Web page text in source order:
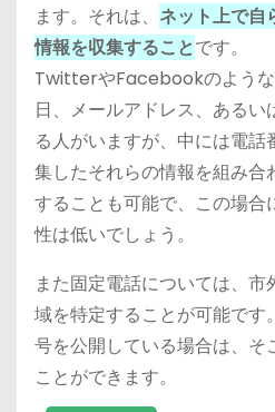
ます。それは、 ネット上で自
情報を収集することです。
TwitterやFacebookのような
日、メールアドレス、ある
る人がいますが、中には電
集したそれらの情報を組み合
することも可能で、この場合
性は低いでしょう。
また固定電話については、
域を特定することが可能です
号を公開している場合は、そ
ことができます。